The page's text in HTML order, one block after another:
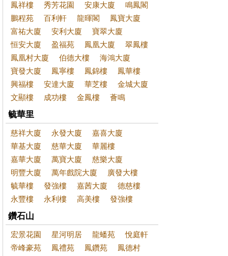
鳳祥樓
秀芳花園 安康大廈
鳴鳳閣
鵬程苑
百利軒 龍暉閣
鳳寶大廈
富祐大廈
安利大廈
寶翠大廈
恒安大廈
盈福苑 鳳凰大廈
翠鳳樓
鳳凰村大廈
伯德大樓
海鴻大廈
寶發大廈
鳳寧樓 鳳錦樓
鳳華樓
興福樓
安達大廈 華芝樓
金城大廈
文顯樓
成功樓 金鳳樓 薈鳴
毓華里
慈祥大廈 永發大廈
嘉喜大廈
華基大廈
慈華大廈
華麗樓
嘉華大廈
萬寶大廈
慈樂大廈
明豐大廈
萬年戲院大廈
廣發大樓
毓華樓
發強樓 嘉茜大廈
德慈樓
永豐樓
永利樓 高美樓 發強樓
鑽石山
宏景花園 星河明居 龍蟠苑
悅庭軒
帝峰豪苑
鳳禮苑 鳳鑽苑
鳳德村